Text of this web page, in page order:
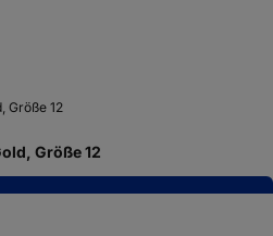
Größe 12